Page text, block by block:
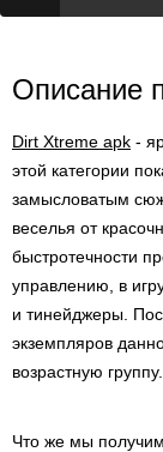
Описание
Dirt Xtreme apk -
этой категории
замысловатым
веселья от
быстротечности
управлению, в
и тинейджеры.
экземпляров
возрастную группу.
Что же мы